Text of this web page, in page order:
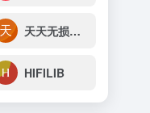
天天无损音乐
HIFILIB